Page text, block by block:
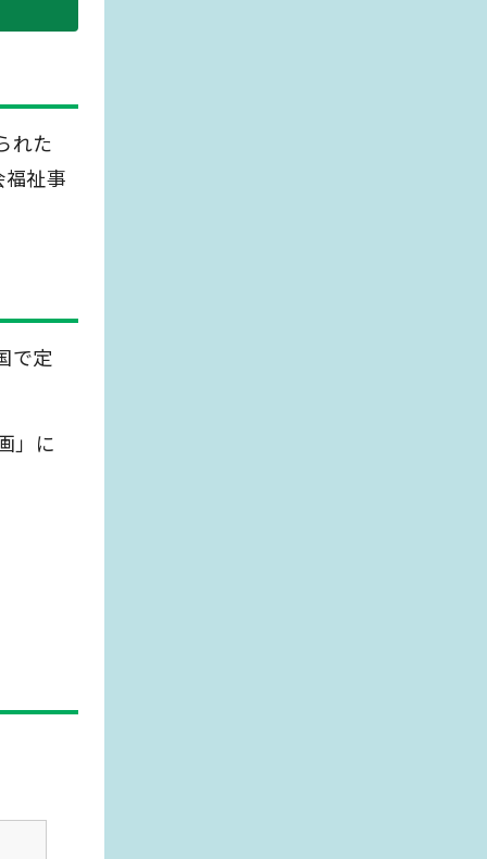
れた
祉事
で定
」に